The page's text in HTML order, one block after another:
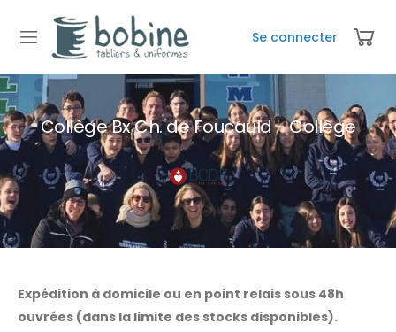
Se connecter
Collège Bx Ch. de Foucauld - Collège
Expédition à domicile ou en point relais sous 48h
ouvrées (dans la limite des stocks disponibles).